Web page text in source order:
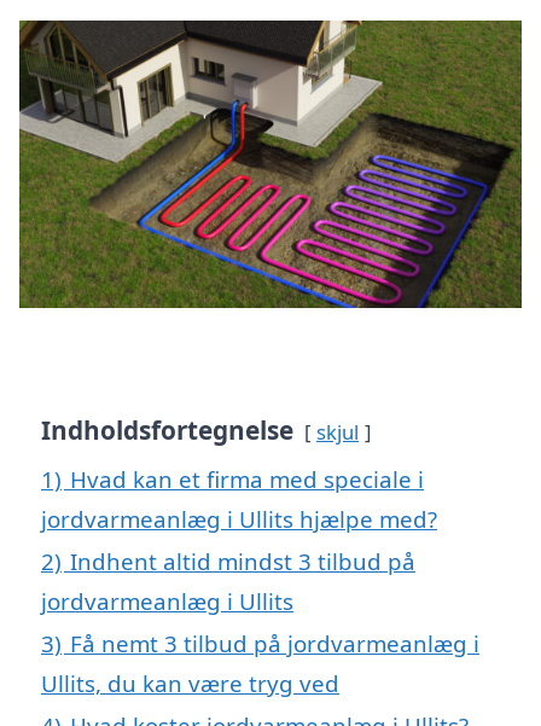
Indholdsfortegnelse skjul
1) Hvad kan et firma med speciale i
jordvarmeanlæg i Ullits hjælpe med?
2) Indhent altid mindst 3 tilbud på
jordvarmeanlæg i Ullits
3) Få nemt 3 tilbud på jordvarmeanlæg i
Ullits, du kan være tryg ved